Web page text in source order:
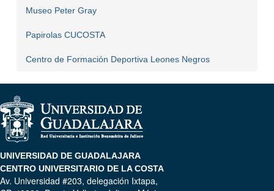
Museo Peter Gray
Papirolas CUCOSTA
Centro de Formación Deportiva Leones Negros
UNIVERSIDAD DE GUADALAJARA
CENTRO UNIVERSITARIO DE LA COSTA
Av. Universidad #203, delegación Ixtapa,